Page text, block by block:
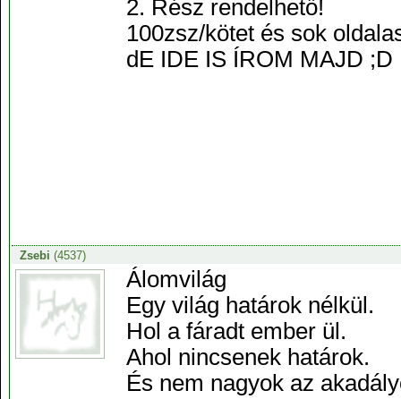
2. Rész rendelhető!
100zsz/kötet és sok
dE IDE IS ÍROM MAJD ;D
Zsebi (4537)
Álomvilág
Egy világ határok nélkül.
Hol a fáradt ember ül.
Ahol nincsenek határok.
És nem nagyok az